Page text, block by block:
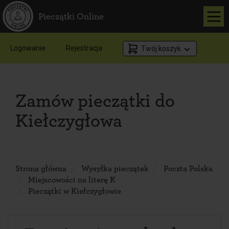
Pieczątki Online
Logowanie Rejestracja Twój koszyk
Zamów pieczątki do
Kiełczygłowa
Strona główna Wysyłka pieczątek
Poczta Polska
Miejscowości na literę K
Pieczątki w Kiełczygłowie